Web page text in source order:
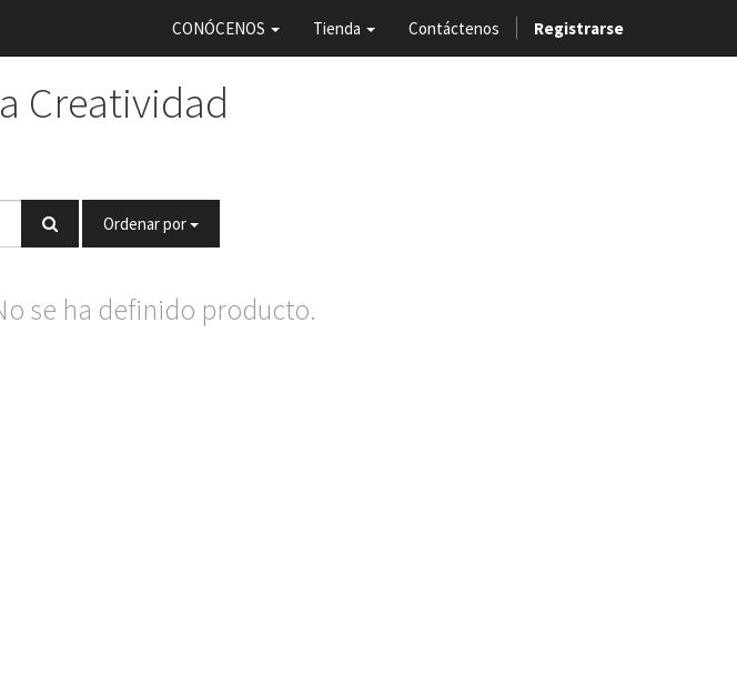
CONÓCENOS Tienda Contáctenos Registrarse
Creatividad
Ordenar por
se ha definido producto.